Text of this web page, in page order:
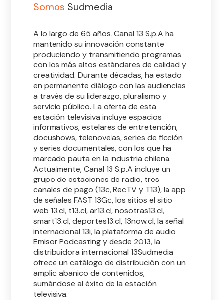
Somos Sudmedia
A lo largo de 65 años, Canal 13 S.p.A ha
mantenido su innovación constante
produciendo y transmitiendo programas
con los más altos estándares de calidad y
creatividad. Durante décadas, ha estado
en permanente diálogo con las audiencias
a través de su liderazgo, pluralismo y
servicio público. La oferta de esta
estación televisiva incluye espacios
informativos, estelares de entretención,
docushows, telenovelas, series de ficción
y series documentales, con los que ha
marcado pauta en la industria chilena.
Actualmente, Canal 13 S.p.A incluye un
grupo de estaciones de radio, tres
canales de pago (13c, RecTV y T13), la app
de señales FAST 13Go, los sitios el sitio
web 13.cl, t13.cl, ar13.cl, nosotras13.cl,
smart13.cl, deportes13.cl, 13now.cl, la señal
internacional 13i, la plataforma de audio
Emisor Podcasting y desde 2013, la
distribuidora internacional 13Sudmedia
ofrece un catálogo de distribución con un
amplio abanico de contenidos,
sumándose al éxito de la estación
televisiva.